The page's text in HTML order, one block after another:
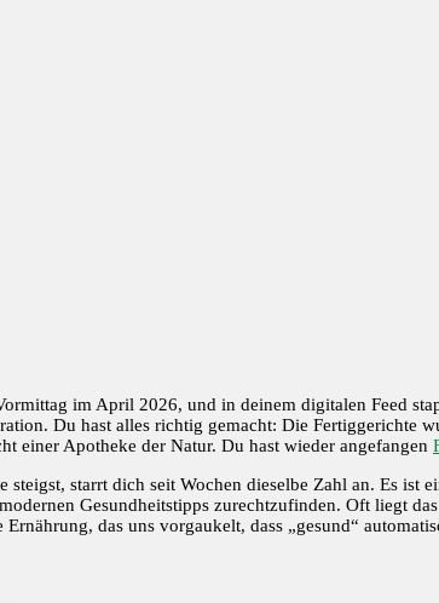
im April 2026, und in deinem digitalen Feed
Du hast alles richtig gemacht: Die Fertiggerichte
einer Apotheke der Natur. Du hast wieder angefangen
steigst, starrt dich seit Wochen dieselbe Zahl an. Es ist
Gesundheitstipps zurechtzufinden. Oft liegt
das uns vorgaukelt, dass „gesund“